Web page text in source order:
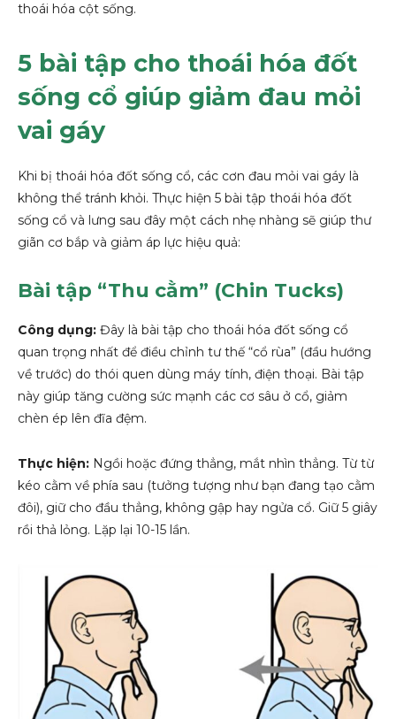
thoái hóa cột sống.
5 bài tập cho thoái hóa đốt
sống cổ giúp giảm đau mỏi
vai gáy
Khi bị thoái hóa đốt sống cổ, các cơn đau mỏi vai gáy là
không thể tránh khỏi. Thực hiện 5 bài tập thoái hóa đốt
sống cổ và lưng sau đây một cách nhẹ nhàng sẽ giúp thư
giãn cơ bắp và giảm áp lực hiệu quả:
Bài tập “Thu cằm” (Chin Tucks)
Công dụng: Đây là bài tập cho thoái hóa đốt sống cổ
quan trọng nhất để điều chỉnh tư thế “cổ rùa” (đầu hướng
về trước) do thói quen dùng máy tính, điện thoại. Bài tập
này giúp tăng cường sức mạnh các cơ sâu ở cổ, giảm
chèn ép lên đĩa đệm.
Thực hiện: Ngồi hoặc đứng thẳng, mắt nhìn thẳng. Từ từ
kéo cằm về phía sau (tưởng tượng như bạn đang tạo cằm
đôi), giữ cho đầu thẳng, không gập hay ngửa cổ. Giữ 5 giây
rồi thả lỏng. Lặp lại 10-15 lần.